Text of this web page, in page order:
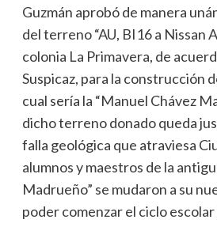
Guzmán aprobó de manera
del terreno “AU, BI16 a Nissan
colonia La Primavera, de
Suspicaz, para la construcción
cual sería la “Manuel Chávez
dicho terreno donado queda
falla geológica que atraviesa
alumnos y maestros de la
Madrueño” se mudaron a su
poder comenzar el ciclo